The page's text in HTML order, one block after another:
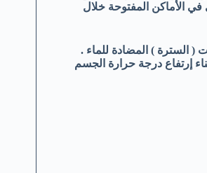
الأماكن المفتوحة خلال
( السترة ) المضادة للماء .
إرتفاع درجة حرارة الجسم